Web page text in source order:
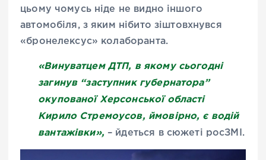
цьому чомусь ніде не видно іншого
автомобіля, з яким нібито зіштовхнувся
«бронелексус» колаборанта.
«Винуватцем ДТП, в якому сьогодні
загинув “заступник губернатора”
окупованої Херсонської області
Кирило Стремоусов, ймовірно, є водій
вантажівки», – йдеться в сюжеті росЗМІ.